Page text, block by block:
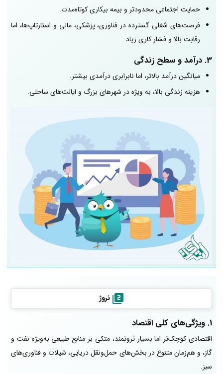
حمایت اجتماعی محدودتر و بیمه بیکاری کوتاه‌مدت.
فرصت‌های شغلی گسترده در فناوری، پزشکی، مالی و استارتاپ‌ها، اما
رقابت بالا و فشار کاری زیاد.
3. درآمد و سطح زندگی
میانگین درآمد بالاتر، اما نابرابری درآمدی بیشتر.
هزینه زندگی بالا، به ویژه در شهرهای بزرگ و ایالت‌های ساحلی.
نروژ
1. ویژگی‌های کلی اقتصاد
اقتصادی کوچک‌تر اما بسیار ثروتمند، متکی بر منابع طبیعی به‌ویژه نفت و
گاز، و هم‌زمان متنوع در بخش‌های حمل‌ونقل دریایی، شیلات و فناوری‌های
سبز.